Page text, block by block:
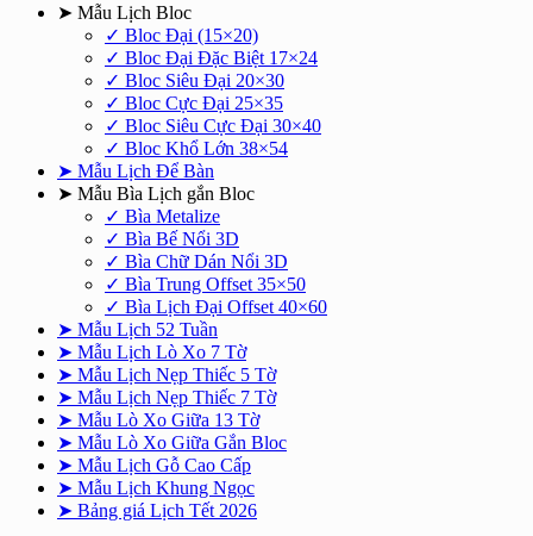
➤ Mẫu Lịch Bloc
✓ Bloc Đại (15×20)
✓ Bloc Đại Đặc Biệt 17×24
✓ Bloc Siêu Đại 20×30
✓ Bloc Cực Đại 25×35
✓ Bloc Siêu Cực Đại 30×40
✓ Bloc Khổ Lớn 38×54
➤ Mẫu Lịch Để Bàn
➤ Mẫu Bìa Lịch gắn Bloc
✓ Bìa Metalize
✓ Bìa Bế Nổi 3D
✓ Bìa Chữ Dán Nổi 3D
✓ Bìa Trung Offset 35×50
✓ Bìa Lịch Đại Offset 40×60
➤ Mẫu Lịch 52 Tuần
➤ Mẫu Lịch Lò Xo 7 Tờ
➤ Mẫu Lịch Nẹp Thiếc 5 Tờ
➤ Mẫu Lịch Nẹp Thiếc 7 Tờ
➤ Mẫu Lò Xo Giữa 13 Tờ
➤ Mẫu Lò Xo Giữa Gắn Bloc
➤ Mẫu Lịch Gỗ Cao Cấp
➤ Mẫu Lịch Khung Ngọc
➤ Bảng giá Lịch Tết 2026